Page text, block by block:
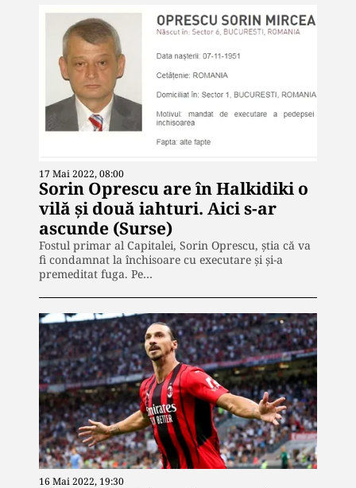
17 Mai 2022, 08:00
Sorin Oprescu are în Halkidiki o
vilă și două iahturi. Aici s-ar
ascunde (Surse)
Fostul primar al Capitalei, Sorin Oprescu, știa că va
fi condamnat la închisoare cu executare și și-a
premeditat fuga. Pe…
16 Mai 2022, 19:30